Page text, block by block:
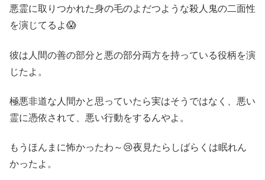
悪霊に取りつかれた身の毛のよだつような殺人鬼の二面性
を演じてるよ😱
彼は人間の善の部分と悪の部分両方を持っている役柄を演
じたよ。
極悪非道な人間かと思っていたら実はそうではなく、悪い
霊に憑依されて、悪い行動をするんやよ。
もうほんまに怖かったわ～😢夜見たらしばらくは眠れん
かったよ。